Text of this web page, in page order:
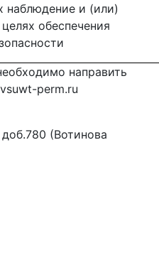
и (или)
обеспечения
направить
perm.ru
(Вотинова